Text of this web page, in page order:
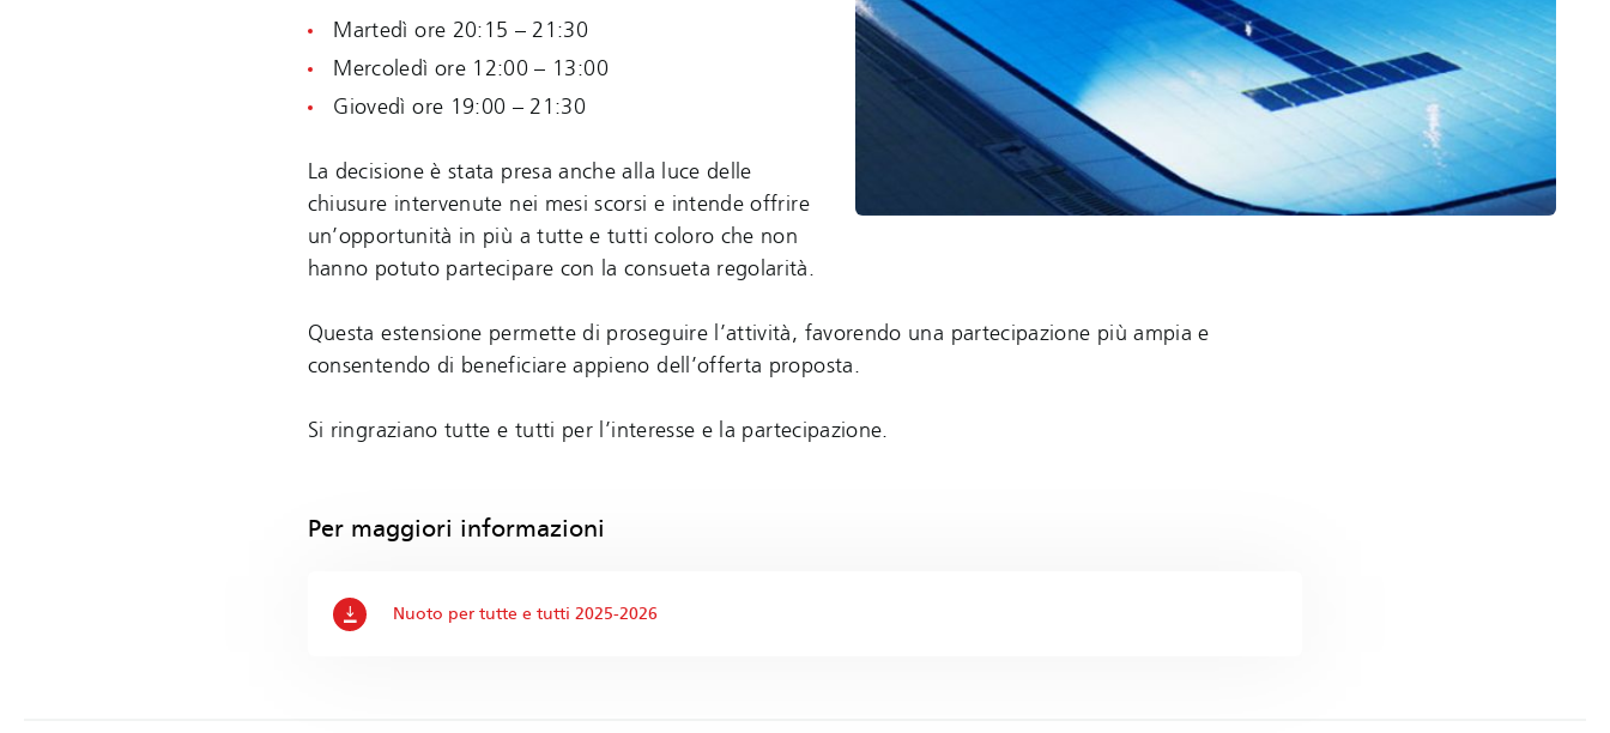
Martedì ore 20:15 – 21:30
Mercoledì ore 12:00 – 13:00
Giovedì ore 19:00 – 21:30
La decisione è stata presa anche alla luce delle
chiusure intervenute nei mesi scorsi e intende offrire
un’opportunità in più a tutte e tutti coloro che non
hanno potuto partecipare con la consueta regolarità.
Questa estensione permette di proseguire l’attività, favorendo una partecipazione più ampia e
consentendo di beneficiare appieno dell’offerta proposta.
Si ringraziano tutte e tutti per l’interesse e la partecipazione.
Per maggiori informazioni
Nuoto per tutte e tutti 2025-2026